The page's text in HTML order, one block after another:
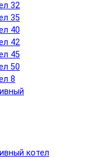
32
35
40
42
45
50
8
котел